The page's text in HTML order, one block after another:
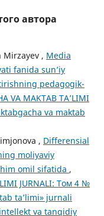
автора
Mirzayev , Media
fanida sun’iy
pedagogik-
VA MAKTAB TA’LIMI
va maktab
, Differensial
moliyaviy
omil sifatida ,
JURNALI: Том 4 №
ta’limi» jurnali
va tanqidiy